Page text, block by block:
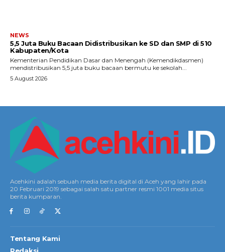
NEWS
5,5 Juta Buku Bacaan Didistribusikan ke SD dan SMP di 510
Kabupaten/Kota
Kementerian Pendidikan Dasar dan Menengah (Kemendikdasmen)
mendistribusikan 5,5 juta buku bacaan bermutu ke sekolah...
5 August 2026
Acehkini adalah sebuah media berita digital di Aceh yang lahir pada
20 Februari 2019 sebagai salah satu partner resmi 1001 media situs
berita kumparan.
Tentang Kami